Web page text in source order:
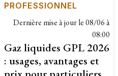
PROFESSIONNEL
Dernière mise à jour le08/06 à
08:00
Gaz liquides GPL 2026
: usages, avantages et